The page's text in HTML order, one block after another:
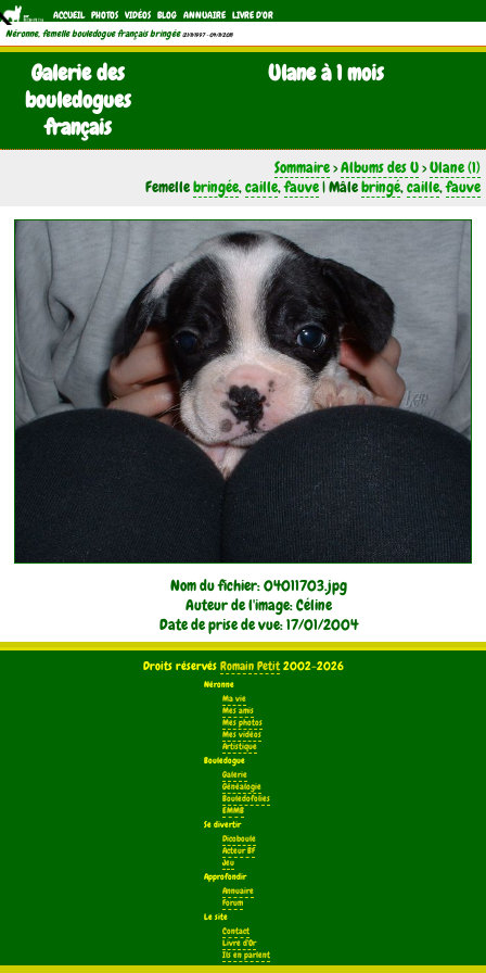
ACCUEIL PHOTOS VIDÉOS BLOG ANNUAIRE LIVRE D'OR
Néronne, femelle bouledogue français bringée (21/11/1997 - 04/11/2011)
Galerie des
bouledogues
français
Ulane à 1 mois
Sommaire>Albums des U>Ulane (1)
Femellebringée,caille,fauve| Mâlebringé,caille,fauve
Nom du fichier: 04011703.jpg
Auteur de l'image: Céline
Date de prise de vue: 17/01/2004
Droits réservés Romain Petit2002-2026
Néronne
Ma vie
Mes amis
Mes photos
Mes vidéos
Artistique
Bouledogue
Galerie
Généalogie
Bouledofolies
EMMB
Se divertir
Dicoboule
Acteur BF
Jeu
Approfondir
Annuaire
Forum
Le site
Contact
Livre d'Or
Ils en parlent